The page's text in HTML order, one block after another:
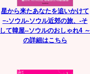
星から来たあなたを追いかけて
−-ソウル-ソウル近郊の旅、-そ
して韓屋--ソウルのおしゃれ4 ～
の詳細はこちら